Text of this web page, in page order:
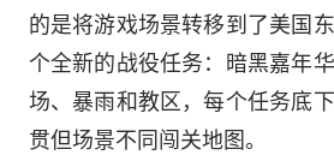
的是将游戏场景转移到了美国
个全新的战役任务：暗黑嘉年
场、暴雨和教区，每个任务底
贯但场景不同闯关地图。